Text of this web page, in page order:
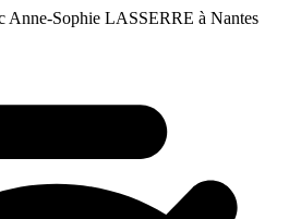
Anne-Sophie LASSERRE à Nantes